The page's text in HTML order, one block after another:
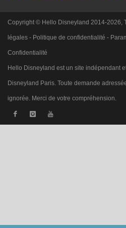
Copyright © Hello Disneyland 2014-2026,
légales - Politique de confidentialité -
Confidentialité
Hello Disneyland est un site indépendant
Disneyland Paris. Toute demande
ignorée. Merci de votre compréhension.